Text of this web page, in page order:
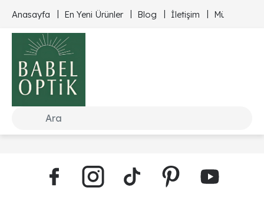
Anasayfa En Yeni Ürünler Blog İletişim Müşteri